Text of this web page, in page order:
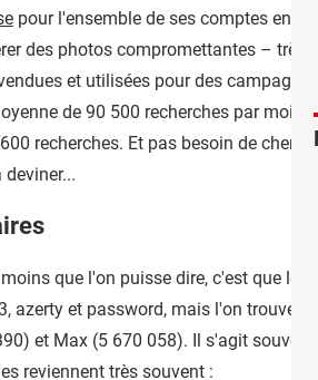
pour l'ensemble de ses comptes en
des photos compromettantes – très
et utilisées pour des campagnes
de 90 500 recherches par mois
recherches. Et pas besoin de
que l'on puisse dire, c'est que
et password, mais l'on trouve
et Max (5 670 058). Il s'agit souvent
reviennent très souvent :